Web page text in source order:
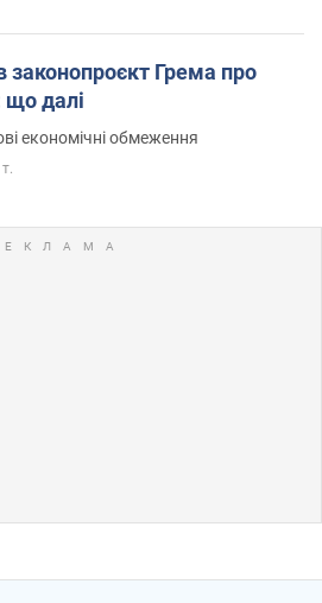
Грема про
що далі
економічні обмеження